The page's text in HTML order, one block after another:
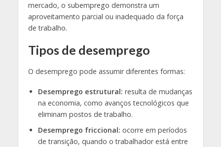
mercado, o subemprego demonstra um
aproveitamento parcial ou inadequado da força
de trabalho.
Tipos de desemprego
O desemprego pode assumir diferentes formas:
Desemprego estrutural: resulta de mudanças
na economia, como avanços tecnológicos que
eliminam postos de trabalho.
Desemprego friccional: ocorre em períodos
de transição, quando o trabalhador está entre